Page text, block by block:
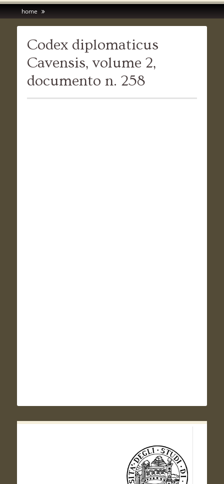
home
Codex diplomaticus
Cavensis, volume 2,
documento n. 258